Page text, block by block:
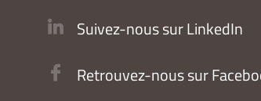
Suivez-nous sur LinkedIn
Retrouvez-nous sur